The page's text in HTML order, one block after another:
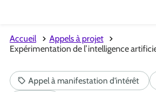
Accueil
Appels à projet
Expérimentation de l’intelligence